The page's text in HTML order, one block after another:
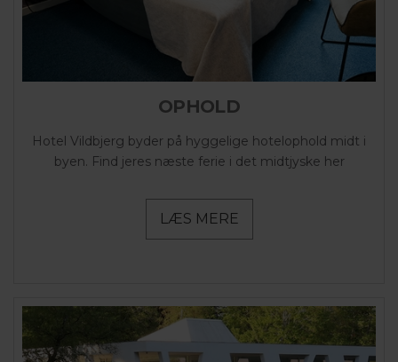
OPHOLD
Hotel Vildbjerg byder på hyggelige hotelophold midt i
byen. Find jeres næste ferie i det midtjyske her
LÆS MERE